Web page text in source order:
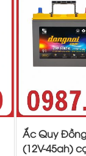
Ắc Quy Đồng
(12V-45ah)